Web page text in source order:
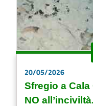
20/05/2026
Sfregio a
NO all’inciviltà.